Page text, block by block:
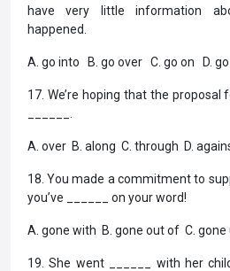
have very little information
happened.
A. go into B. go over C. go on D. go
17. We’re hoping that the proposal
A. over B. along C. through D.
18. You made a commitment to
you’ve ______ on your word!
A. gone with B. gone out of C. gone
19. She went ______ with her